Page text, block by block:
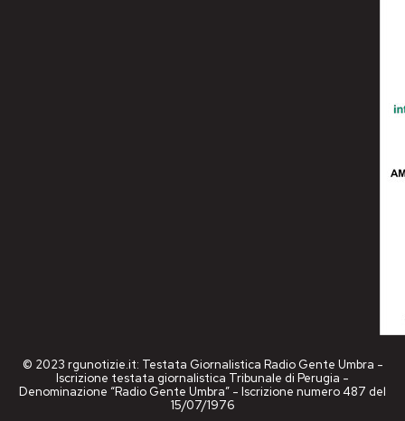
© 2023 rgunotizie.it: Testata Giornalistica Radio Gente Umbra -
Iscrizione testata giornalistica Tribunale di Perugia -
Denominazione “Radio Gente Umbra” - Iscrizione numero 487 del
15/07/1976